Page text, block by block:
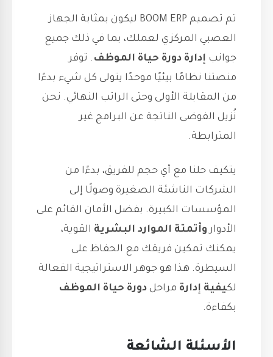
تم تصميم BOOM ERP ليكون بمثابة الجهاز
العصبي المركزي لعملك، بما في ذلك جميع
جوانب إدارة دورة حياة الموظف . توفر
منصتنا نظامًا بيئيًا موحدًا يتولى كل شيء بدءًا
من المقابلة الأولى وحتى الراتب النهائي. نحن
نُزيل الفوضى الناتجة عن البرامج غير
المترابطة.
يتكيف حلنا مع أي حجم للفريق، بدءًا من
الشركات الناشئة الصغيرة وصولًا إلى
المؤسسات الكبيرة. بفضل الأمان القائم على
الأدواروأتمتة الموارد البشرية القوية،
يمكنك تمكين فريقك مع الحفاظ على
السيطرة. هذا هو جوهر الاستراتيجية الفعالة
لكيفية إدارة مراحل دورة حياة الموظف
بكفاءة.
الأسئلة الشائعة